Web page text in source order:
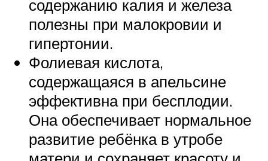
содержанию калия и железа
полезны при малокровии и
гипертонии.
Фолиевая кислота,
содержащаяся в апельсине
эффективна при бесплодии.
Она обеспечивает нормальное
развитие ребёнка в утробе